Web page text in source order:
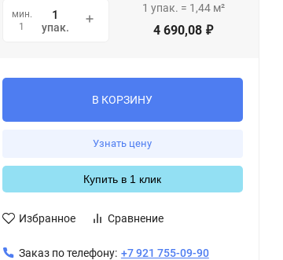
мин.
1
упак.
1 упак. = 1,44 м²
4 690,08 ₽
В КОРЗИНУ
Узнать цену
Купить в 1 клик
Избранное Сравнение
Заказ по телефону: +7 921 755-09-90